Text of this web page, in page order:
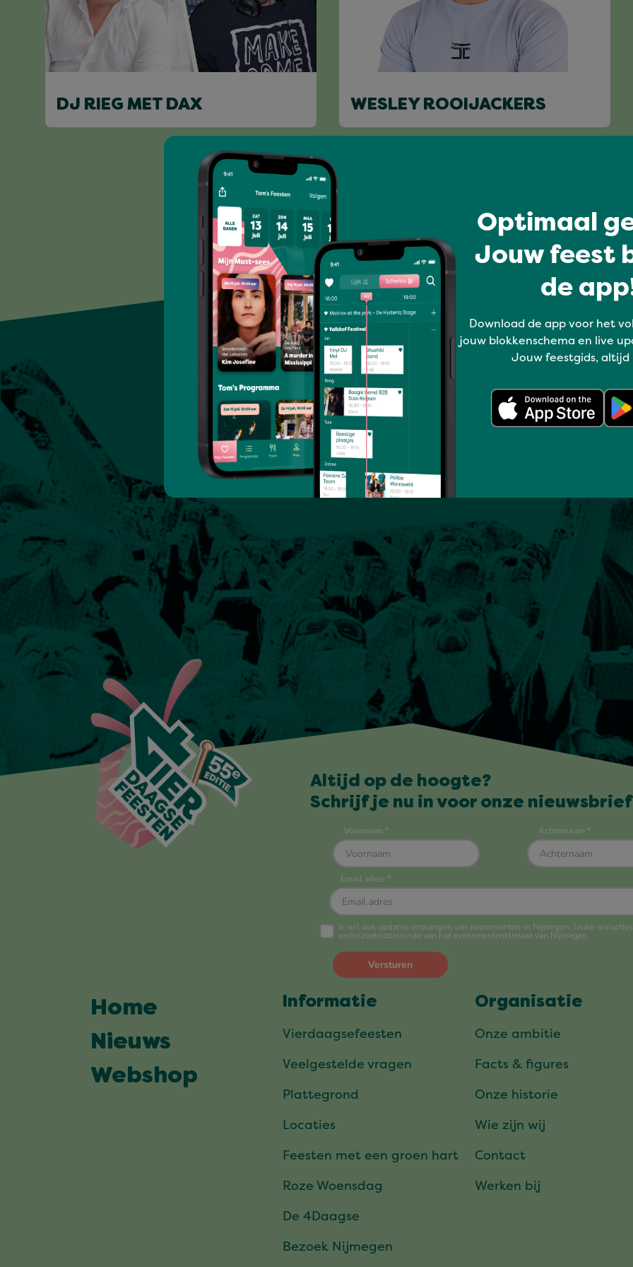
DJ RIEG MET DAX WESLEY ROOIJACKERS
Optimaal
Jouw feest
de
Download de app voor het
jouw blokkenschema en live
Jouw feestgids, altijd
Altijd op de hoogte?
Schrijf je nu in voor onze
Home
Nieuws
Webshop
Informatie
Vierdaagsefeesten
Veelgestelde vragen
Plattegrond
Locaties
Feesten met een groen hart
Roze Woensdag
De 4Daagse
Bezoek Nijmegen
Organisatie
Onze ambitie
Facts & figures
Onze historie
Wie zijn wij
Contact
Werken bij